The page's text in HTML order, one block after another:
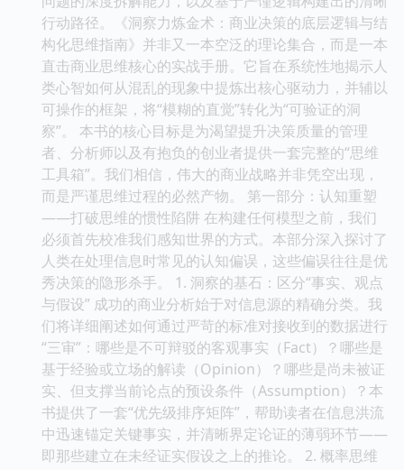
行动路径。《洞察力炼金术：商业决策的底层逻辑与结
构化思维指南》并非又一本空泛的理论集合，而是一本
直击商业思维核心的实战手册。它旨在系统性地揭示人
类心智如何从混乱的现象中提炼出核心驱动力，并辅以
可操作的框架，将“模糊的直觉”转化为“可验证的洞
察”。 本书的核心目标是为渴望提升决策质量的管理
者、分析师以及有抱负的创业者提供一套完整的“思维
工具箱”。我们相信，伟大的商业战略并非凭空出现，
而是严谨思维过程的必然产物。 第一部分：认知重塑
——打破思维的惯性陷阱 在构建任何模型之前，我们
必须首先校准我们感知世界的方式。本部分深入探讨了
人类在处理信息时常见的认知偏误，这些偏误往往是优
秀决策的隐形杀手。 1. 洞察的基石：区分“事实、观点
与假设” 成功的商业分析始于对信息源的精确分类。我
们将详细阐述如何通过严苛的标准对接收到的数据进行
“三审”：哪些是不可辩驳的客观事实（Fact）？哪些是
基于经验或立场的解读（Opinion）？哪些是尚未被证
实、但支撑当前论点的预设条件（Assumption）？本
书提供了一套“优先级排序矩阵”，帮助读者在信息洪流
中迅速锚定关键事实，并清晰界定论证的薄弱环节——
即那些建立在未经证实假设之上的推论。 2. 概率思维